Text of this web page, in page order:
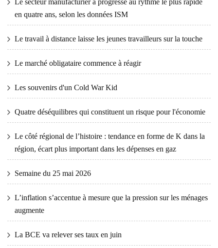
Le secteur manufacturier a progressé au rythme le plus rapide
en quatre ans, selon les données ISM
Le travail à distance laisse les jeunes travailleurs sur la touche
Le marché obligataire commence à réagir
Les souvenirs d'un Cold War Kid
Quatre déséquilibres qui constituent un risque pour l'économie
Le côté régional de l’histoire : tendance en forme de K dans la
région, écart plus important dans les dépenses en gaz
Semaine du 25 mai 2026
L’inflation s’accentue à mesure que la pression sur les ménages
augmente
La BCE va relever ses taux en juin